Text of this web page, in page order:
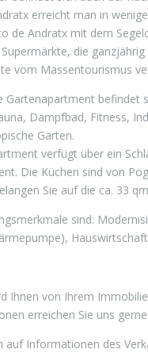
erreicht man in
de Andratx mit dem
die
vom Massentourismus
Gartenapartment befindet
Dampfbad, Fitness,
Gärten.
verfügt über ein
Die Küchen sind von
Sie auf die ca. 33
sind:
Ihnen von Ihrem
erreichen Sie uns
auf Informationen des